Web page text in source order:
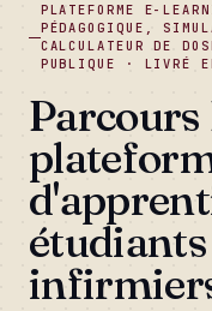
PLATEFORME E-
PÉDAGOGIQUE,
CALCULATEUR DE
PUBLIQUE · LIVRÉ